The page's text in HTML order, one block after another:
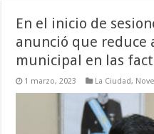
En el inicio de
anunció que reduce
municipal en las
1 marzo, 2023 La Ciudad,